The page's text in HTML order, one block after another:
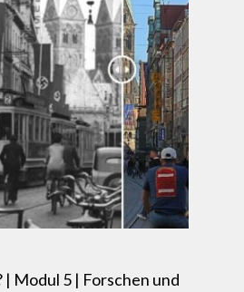
| Modul 5 | Forschen und